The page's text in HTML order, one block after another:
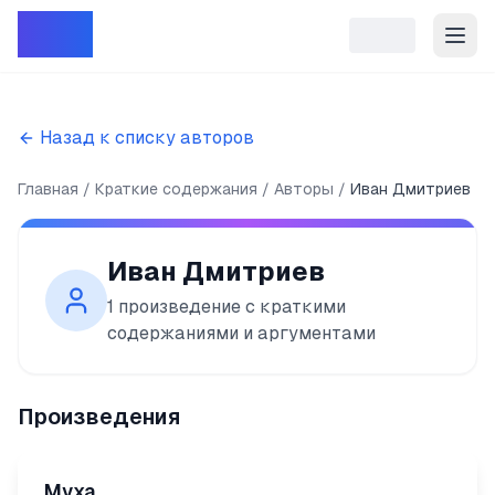
Назад к списку авторов
Главная Краткие содержания Авторы Иван Дмитриев
Иван Дмитриев
1 произведение с краткими
содержаниями и аргументами
Произведения